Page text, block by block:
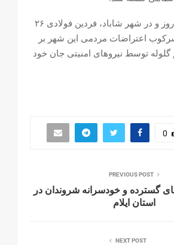
همچنین در همان روز و در شهر شاباد، فردین فولادی ۲۶
اعتراضات مردمی این شهر بر
توسط نیروهای امنیتی جان خود
0
PREVIOUS POST
گسترده و خودسرانه شروندان در
استان ایلام
NEXT POST